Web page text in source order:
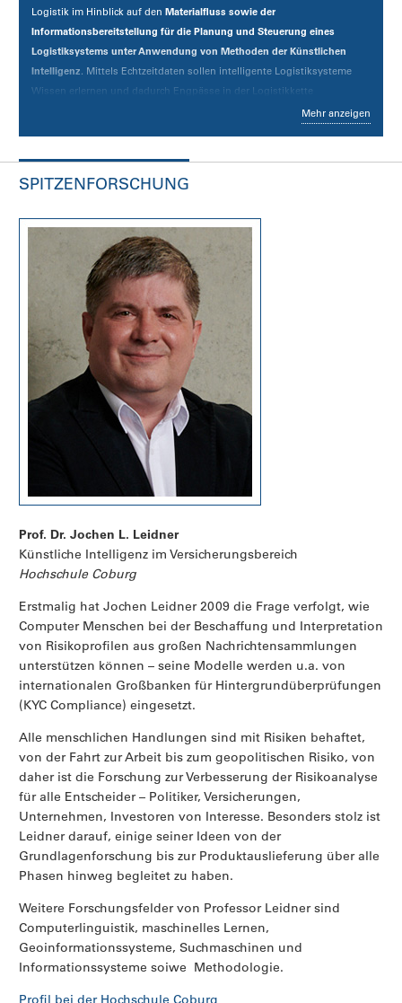
Logistik im Hinblick auf den Materialfluss sowie der
Informationsbereitstellung für die Planung und Steuerung eines
Logistiksystems unter Anwendung von Methoden der Künstlichen
Intelligenz. Mittels Echtzeitdaten sollen intelligente Logistiksysteme
Wissen erlernen und dadurch Engpässe in der Logistikkette
identifizieren sowie präventiv beseitigen. Darüber hinaus werden
Planungsaufwand signifikant zu reduzieren. Anwender sollen zudem
wie sie ihre Produktions- und Logistiksysteme verbessern können.
Link zum Projekt
Mehr anzeigen
SPITZENFORSCHUNG
Prof. Dr. Jochen L. Leidner
Künstliche Intelligenz im Versicherungsbereich
Hochschule Coburg
Erstmalig hat Jochen Leidner 2009 die Frage verfolgt, wie
Computer Menschen bei der Beschaffung und Interpretation
von Risikoprofilen aus großen Nachrichtensammlungen
unterstützen können – seine Modelle werden u.a. von
internationalen Großbanken für Hintergrundüberprüfungen
(KYC Compliance) eingesetzt.
Alle menschlichen Handlungen sind mit Risiken behaftet,
von der Fahrt zur Arbeit bis zum geopolitischen Risiko, von
daher ist die Forschung zur Verbesserung der Risikoanalyse
für alle Entscheider – Politiker, Versicherungen,
Unternehmen, Investoren von Interesse. Besonders stolz ist
Leidner darauf, einige seiner Ideen von der
Grundlagenforschung bis zur Produktauslieferung über alle
Phasen hinweg begleitet zu haben.
Weitere Forschungsfelder von Professor Leidner sind
Computerlinguistik, maschinelles Lernen,
Geoinformationssysteme, Suchmaschinen und
Informationssysteme soiwe Methodologie.